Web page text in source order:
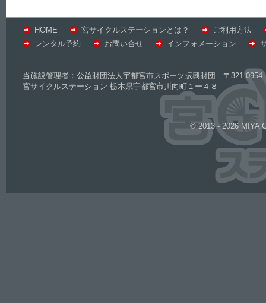
HOME 宮サイクルステーションとは？
ご利用方法
レンタル予約
お問い合せ インフォメーション
当施設管理者：公益財団法人宇都宮市スポーツ振興財団 〒321-
宮サイクルステーション 栃木県宇都宮市川向町１ー４８
© 2013 - 2026 MIYA